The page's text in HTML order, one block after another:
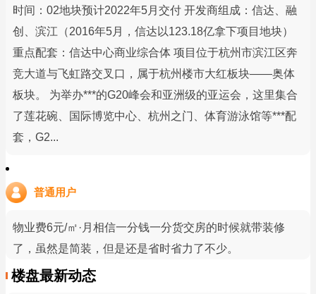
时间：02地块预计2022年5月交付 开发商组成：信达、融
创、滨江（2016年5月，信达以123.18亿拿下项目地块）
重点配套：信达中心商业综合体 项目位于杭州市滨江区奔
竞大道与飞虹路交叉口，属于杭州楼市大红板块——奥体
板块。 为举办***的G20峰会和亚洲级的亚运会，这里集合
了莲花碗、国际博览中心、杭州之门、体育游泳馆等***配
套，G2...
普通用户
物业费6元/㎡·月相信一分钱一分货交房的时候就带装修
了，虽然是简装，但是还是省时省力了不少。
楼盘最新动态